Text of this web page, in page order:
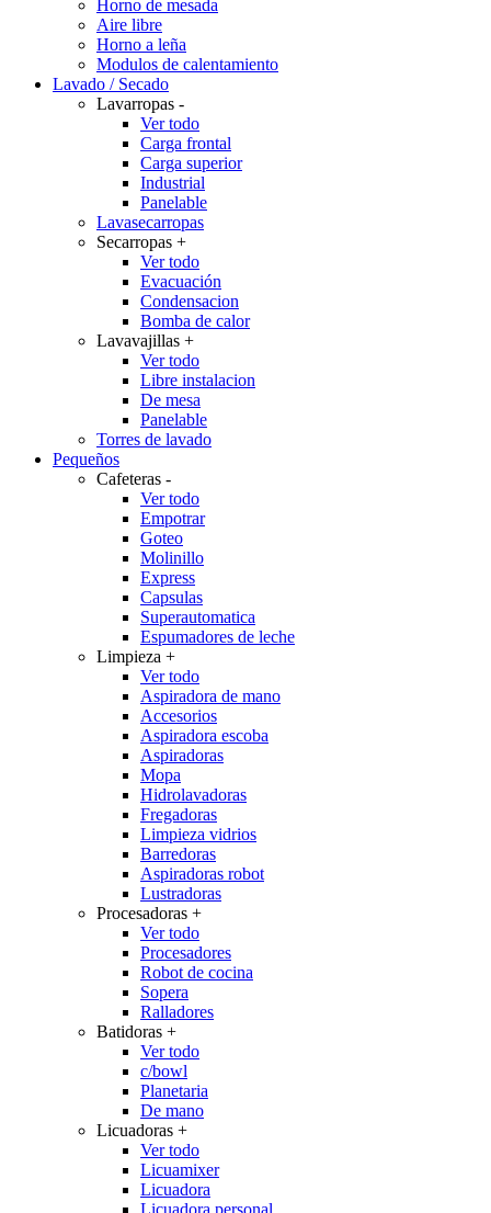
Horno de mesada
Aire libre
Horno a leña
Modulos de calentamiento
Lavado / Secado
Lavarropas -
Ver todo
Carga frontal
Carga superior
Industrial
Panelable
Lavasecarropas
Secarropas +
Ver todo
Evacuación
Condensacion
Bomba de calor
Lavavajillas +
Ver todo
Libre instalacion
De mesa
Panelable
Torres de lavado
Pequeños
Cafeteras -
Ver todo
Empotrar
Goteo
Molinillo
Express
Capsulas
Superautomatica
Espumadores de leche
Limpieza +
Ver todo
Aspiradora de mano
Accesorios
Aspiradora escoba
Aspiradoras
Mopa
Hidrolavadoras
Fregadoras
Limpieza vidrios
Barredoras
Aspiradoras robot
Lustradoras
Procesadoras +
Ver todo
Procesadores
Robot de cocina
Sopera
Ralladores
Batidoras +
Ver todo
c/bowl
Planetaria
De mano
Licuadoras +
Ver todo
Licuamixer
Licuadora
Licuadora personal